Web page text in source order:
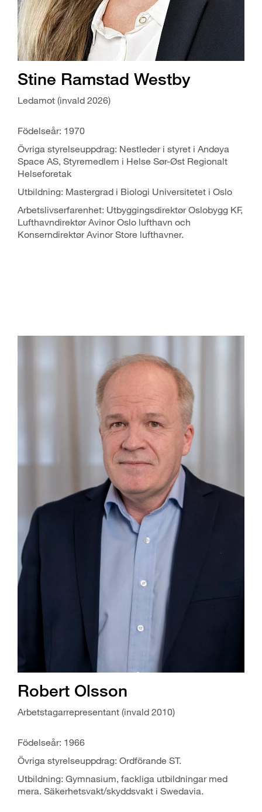
Stine Ramstad Westby
Ledamot (invald 2026)
Födelseår: 1970
Övriga styrelseuppdrag: Nestleder i styret i Andøya
Space AS, Styremedlem i Helse Sør-Øst Regionalt
Helseforetak
Utbildning: Mastergrad i Biologi Universitetet i Oslo
Arbetslivserfarenhet: Utbyggingsdirektør Oslobygg KF,
Lufthavndirektør Avinor Oslo lufthavn och
Konserndirektør Avinor Store lufthavner.
Robert Olsson
Arbetstagarrepresentant (invald 2010)
Födelseår: 1966
Övriga styrelseuppdrag: Ordförande ST.
Utbildning: Gymnasium, fackliga utbildningar med
mera. Säkerhetsvakt/skyddsvakt i Swedavia.